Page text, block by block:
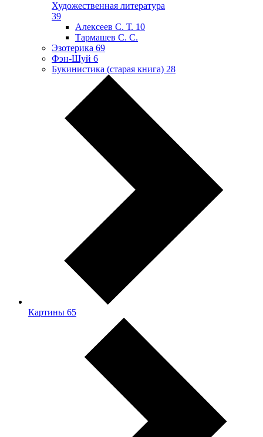
Художественная литература
39
Алексеев С. Т. 10
Тармашев С. С.
Эзотерика 69
Фэн-Шуй 6
Букинистика (старая книга) 28
Картины 65